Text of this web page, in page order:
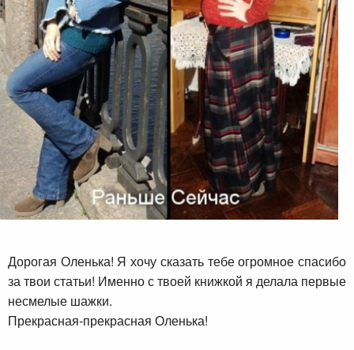
Дорогая Оленька! Я хочу сказать тебе огромное спасибо
за твои статьи! Именно с твоей книжкой я делала первые
несмелые шажки.
Прекрасная-прекрасная Оленька!